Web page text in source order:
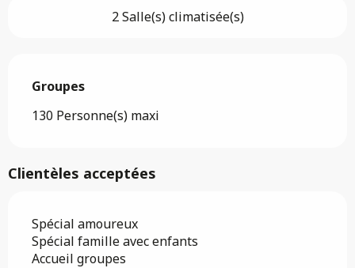
2 Salle(s) climatisée(s)
Groupes
Groupes
130 Personne(s) maxi
Clientèles acceptées
Spécial amoureux
Spécial famille avec enfants
Accueil groupes